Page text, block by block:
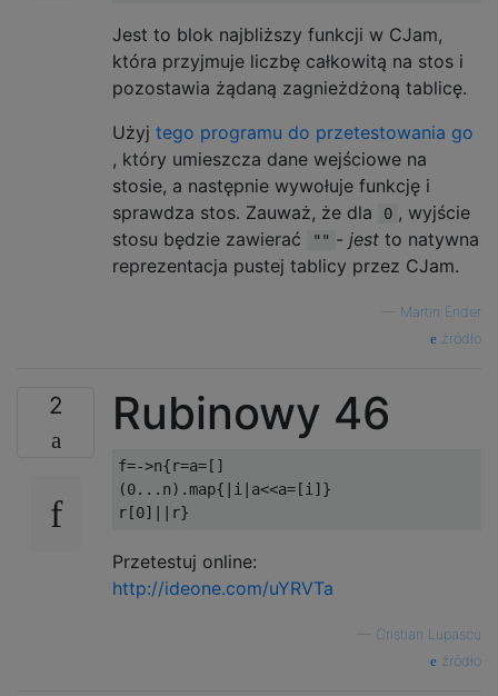
Jest to blok najbliższy funkcji w CJam,
która przyjmuje liczbę całkowitą na stos i
pozostawia żądaną zagnieżdżoną tablicę.
Użyj tego programu do przetestowania go
, który umieszcza dane wejściowe na
stosie, a następnie wywołuje funkcję i
sprawdza stos. Zauważ, że dla
0 , wyjście
stosu będzie zawierać
"" - jest to natywna
reprezentacja pustej tablicy przez CJam.
Martin Ender
źródło
2 Rubinowy 46
f=->n{r=a=[]
(0. .. n).map{| i a<<a=[i ]}
r [0]|| r}
Przetestuj online:
http://ideone.com/uYRVTa
Cristian Lupascu
źródło